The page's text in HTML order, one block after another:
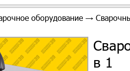
оборудование →
в 1